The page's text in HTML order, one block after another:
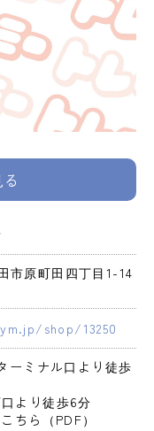
市原町田四丁目1-14
shop/13250
ーミナル口より徒歩
より徒歩6分
ちら（PDF）